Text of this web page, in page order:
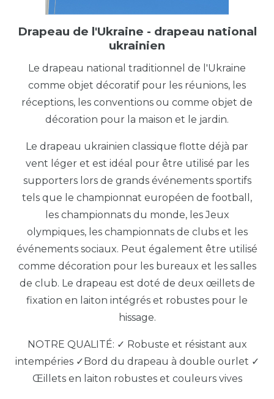
Drapeau de l'Ukraine - drapeau national
ukrainien
Le drapeau national traditionnel de l'Ukraine
comme objet décoratif pour les réunions, les
réceptions, les conventions ou comme objet de
décoration pour la maison et le jardin.
Le drapeau ukrainien classique flotte déjà par
vent léger et est idéal pour être utilisé par les
supporters lors de grands événements sportifs
tels que le championnat européen de football,
les championnats du monde, les Jeux
olympiques, les championnats de clubs et les
événements sociaux. Peut également être utilisé
comme décoration pour les bureaux et les salles
de club. Le drapeau est doté de deux œillets de
fixation en laiton intégrés et robustes pour le
hissage.
NOTRE QUALITÉ: ✓ Robuste et résistant aux
intempéries ✓Bord du drapeau à double ourlet ✓
Œillets en laiton robustes et couleurs vives